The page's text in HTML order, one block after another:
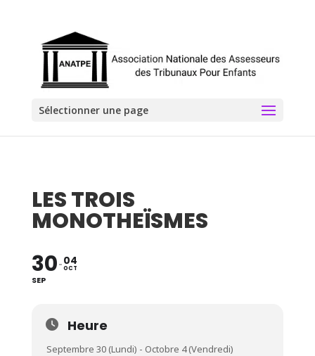
Sélectionner une page
LES TROIS
MONOTHEÏSMES
30
SEP
04
OCT
Heure
Septembre 30 (Lundi) - Octobre 4 (Vendredi)